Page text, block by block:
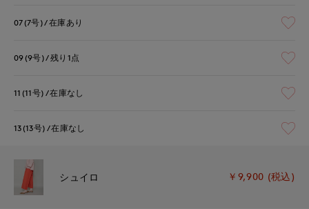
07(7号) 在庫あり
09(9号) 残り1点
11(11号) 在庫なし
13(13号) 在庫なし
シュイロ ￥9,900 (税込)